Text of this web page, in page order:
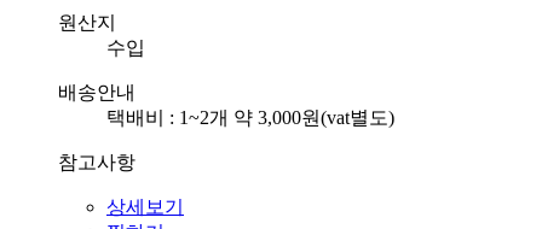
원산지
수입
배송안내
택배비 : 1~2개 약 3,000원(vat별도)
참고사항
상세보기